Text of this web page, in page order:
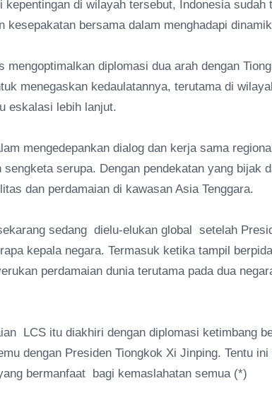
kepentingan di wilayah tersebut, Indonesia
kesepakatan bersama dalam menghadapi
mengoptimalkan diplomasi dua arah dengan
menegaskan kedaulatannya, terutama di
eskalasi lebih lanjut.
mengedepankan dialog dan kerja sama
serupa. Dengan pendekatan yang bijak
dan perdamaian di kawasan Asia Tenggara.
sedang dielu-elukan global setelah
kepala negara. Termasuk ketika tampil
perdamaian dunia terutama pada dua
LCS itu diakhiri dengan diplomasi ketimbang
dengan Presiden Tiongkok Xi Jinping. Tentu
bermanfaat bagi kemaslahatan semua (*)